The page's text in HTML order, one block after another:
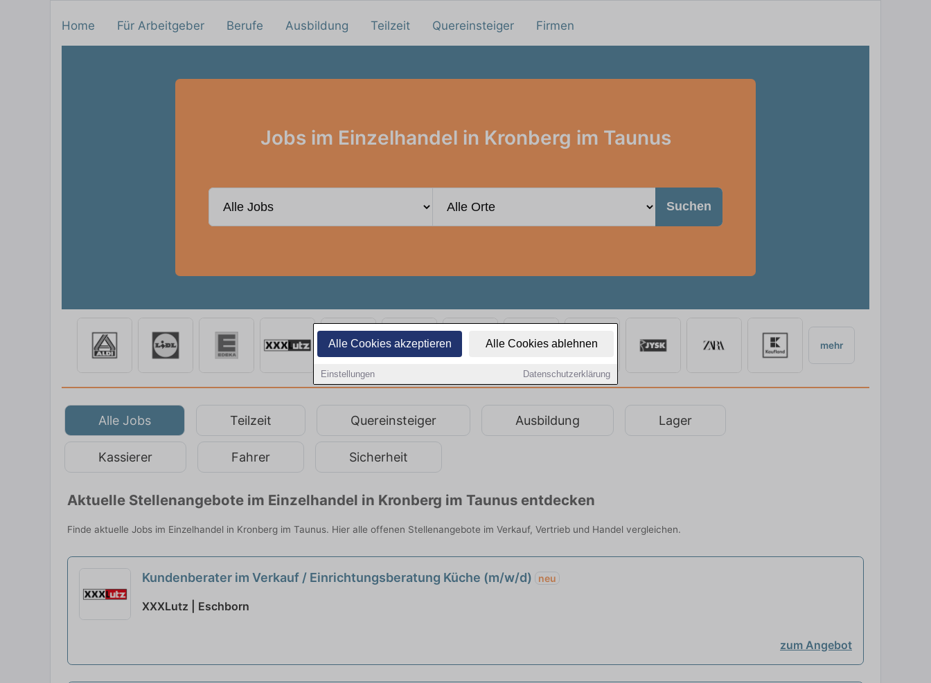
Alle Cookies akzeptieren Alle Cookies ablehnen
Einstellungen Datenschutzerklärung
Home Für Arbeitgeber Berufe Ausbildung Teilzeit Quereinsteiger Firmen
Jobs im Einzelhandel in Kronberg im Taunus
Suchen
mehr
Alle Jobs Teilzeit Quereinsteiger Ausbildung Lager
Kassierer Fahrer Sicherheit
Aktuelle Stellenangebote im Einzelhandel in Kronberg im Taunus entdecken
Finde aktuelle Jobs im Einzelhandel in Kronberg im Taunus. Hier alle offenen Stellenangebote im Verkauf, Vertrieb und Handel vergleichen.
Kundenberater im Verkauf / Einrichtungsberatung Küche (m/w/d) neu
XXXLutz | Eschborn
zum Angebot